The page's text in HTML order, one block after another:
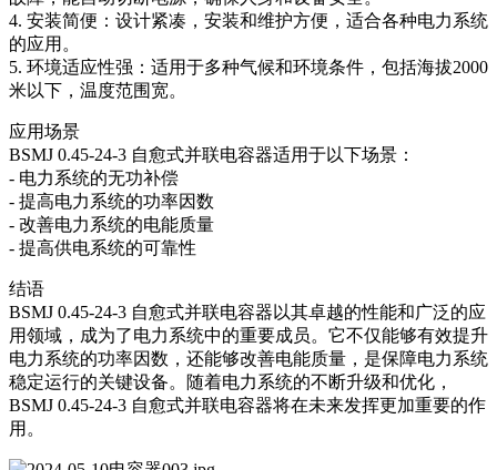
4. 安装简便：设计紧凑，安装和维护方便，适合各种电力系统
的应用。
5. 环境适应性强：适用于多种气候和环境条件，包括海拔2000
米以下，温度范围宽。
应用场景
BSMJ 0.45-24-3 自愈式并联电容器适用于以下场景：
- 电力系统的无功补偿
- 提高电力系统的功率因数
- 改善电力系统的电能质量
- 提高供电系统的可靠性
结语
BSMJ 0.45-24-3 自愈式并联电容器以其卓越的性能和广泛的应
用领域，成为了电力系统中的重要成员。它不仅能够有效提升
电力系统的功率因数，还能够改善电能质量，是保障电力系统
稳定运行的关键设备。随着电力系统的不断升级和优化，
BSMJ 0.45-24-3 自愈式并联电容器将在未来发挥更加重要的作
用。